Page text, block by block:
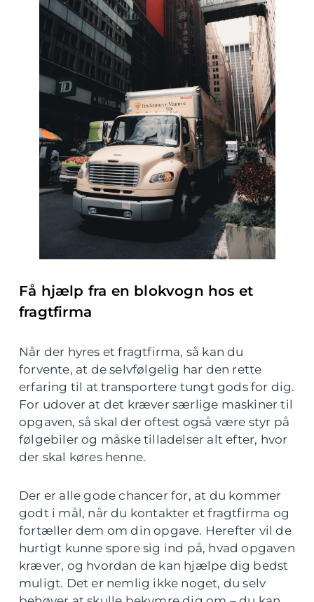
Få hjælp fra en blokvogn hos et
fragtfirma
Når der hyres et fragtfirma, så kan du
forvente, at de selvfølgelig har den rette
erfaring til at transportere tungt gods for dig.
For udover at det kræver særlige maskiner til
opgaven, så skal der oftest også være styr på
følgebiler og måske tilladelser alt efter, hvor
der skal køres henne.
Der er alle gode chancer for, at du kommer
godt i mål, når du kontakter et fragtfirma og
fortæller dem om din opgave. Herefter vil de
hurtigt kunne spore sig ind på, hvad opgaven
kræver, og hvordan de kan hjælpe dig bedst
muligt. Det er nemlig ikke noget, du selv